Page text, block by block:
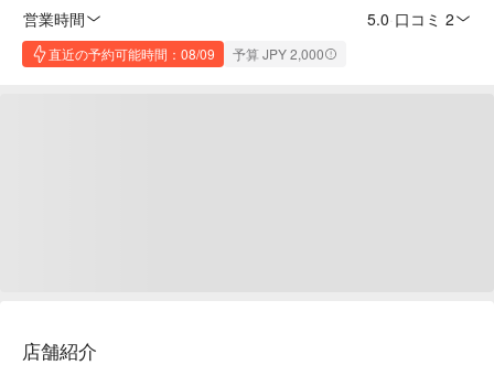
営業時間
5.0 口コミ 2
直近の予約可能時間：08/09 予算 JPY 2,000
店舗紹介